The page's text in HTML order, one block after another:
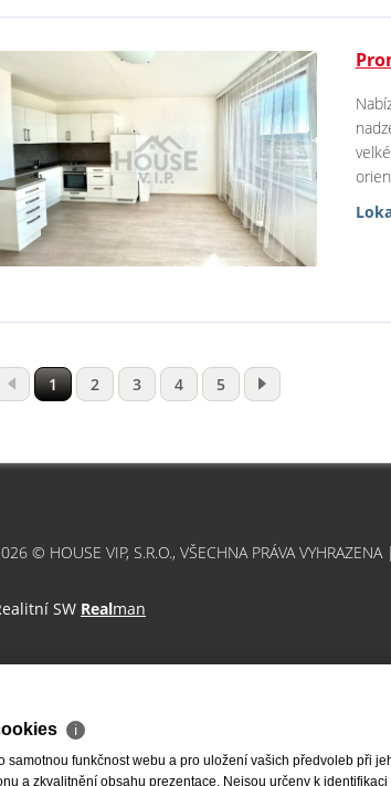
1 2 3 4 5
© HOUSE VIP, S.R.O., VŠECHNA PRÁVA VYHRAZENA |
SW Realman
ℹ
samotnou funkčnost webu a pro uložení vašich předvoleb při
a zkvalitnění obsahu prezentace. Nejsou určeny k